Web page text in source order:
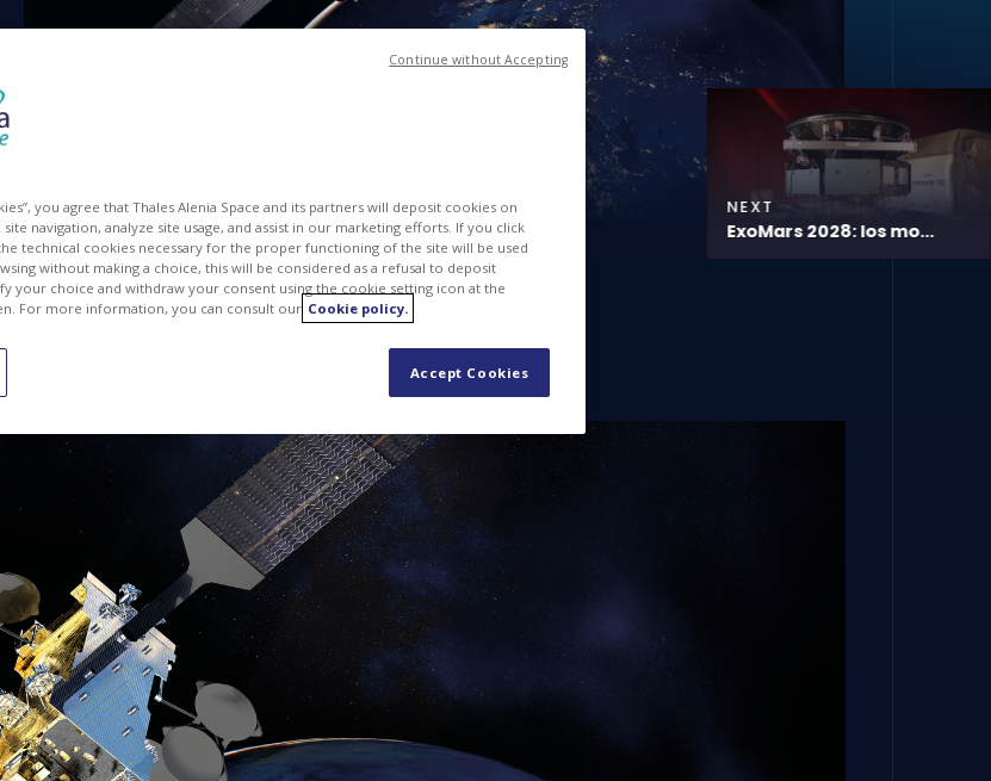
NEXT
ExoMars 2028: los mo...
you agree that Thales Alenia Space and its partners will deposit cookies on
navigation, analyze site usage, and assist in our marketing efforts. If you click
technical cookies necessary for the proper functioning of the site will be used
without making a choice, this will be considered as a refusal to deposit
your choice and withdraw your consent using the cookie setting icon at the
For more information, you can consult our Cookie policy.
Accept Cookies
Continue without Accepting